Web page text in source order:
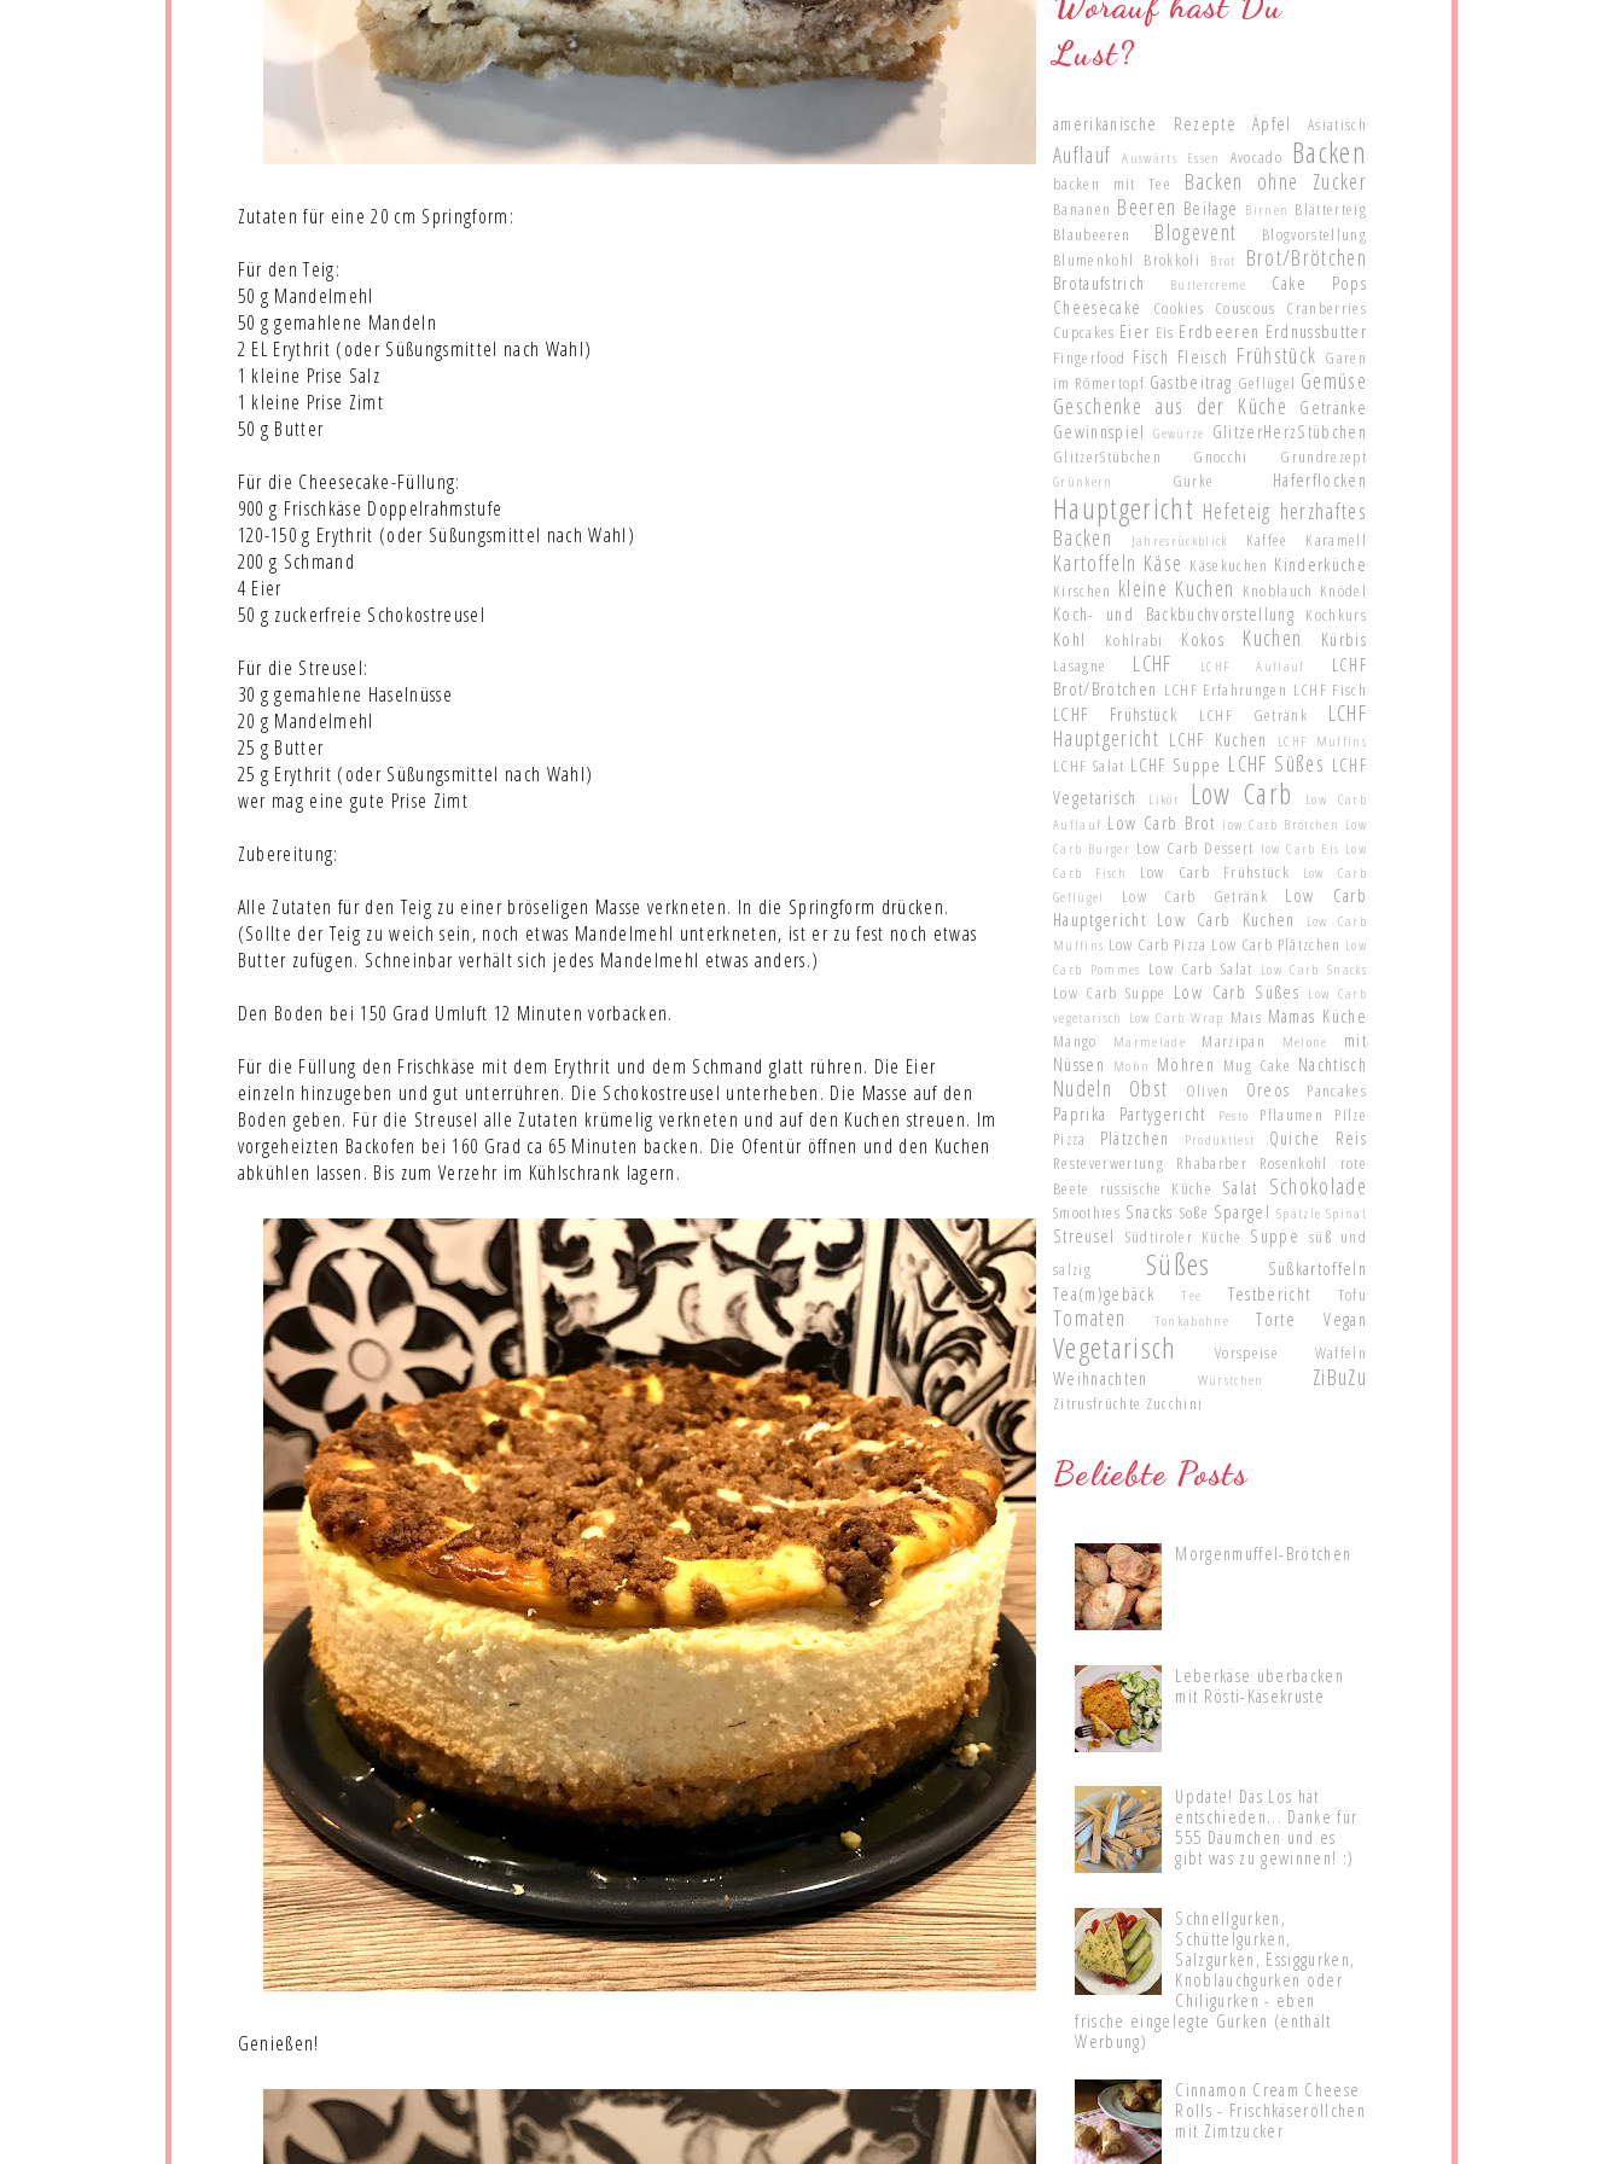
Zutaten für eine 20 cm Springform:
Für den Teig:
50 g Mandelmehl
50 g gemahlene Mandeln
2 EL Erythrit (oder Süßungsmittel nach Wahl)
1 kleine Prise Salz
1 kleine Prise Zimt
50 g Butter
Für die Cheesecake-Füllung:
900 g Frischkäse Doppelrahmstufe
120-150 g Erythrit (oder Süßungsmittel nach Wahl)
200 g Schmand
4 Eier
50 g zuckerfreie Schokostreusel
Für die Streusel:
30 g gemahlene Haselnüsse
20 g Mandelmehl
25 g Butter
25 g Erythrit (oder Süßungsmittel nach Wahl)
wer mag eine gute Prise Zimt
Zubereitung:
Alle Zutaten für den Teig zu einer bröseligen Masse verkneten. In die Springform drücken.
(Sollte der Teig zu weich sein, noch etwas Mandelmehl unterkneten, ist er zu fest noch etwas
Butter zufügen. Schneinbar verhält sich jedes Mandelmehl etwas anders.)
Den Boden bei 150 Grad Umluft 12 Minuten vorbacken.
Für die Füllung den Frischkäse mit dem Erythrit und dem Schmand glatt rühren. Die Eier
einzeln hinzugeben und gut unterrühren. Die Schokostreusel unterheben. Die Masse auf den
Boden geben. Für die Streusel alle Zutaten krümelig verkneten und auf den Kuchen streuen. Im
vorgeheizten Backofen bei 160 Grad ca 65 Minuten backen. Die Ofentür öffnen und den Kuchen
abkühlen lassen. Bis zum Verzehr im Kühlschrank lagern.
Genießen!
Lust?
amerikanische Rezepte Äpfel Asiatisch
Auflauf Auswärts Essen Avocado Backen
backen mit Tee Backen ohne Zucker
Bananen Beeren Beilage Birnen Blätterteig
Blaubeeren
Blogevent
Blogvorstellung
Blumenkohl
Brokkoli Brot Brot/Brötchen
Brotaufstrich Buttercreme
Cake Pops
Cheesecake
Cookies Couscous
Cranberries
Cupcakes Eier Eis Erdbeeren Erdnussbutter
Fingerfood Fisch Fleisch Frühstück Garen
im Römertopf Gastbeitrag Geflügel Gemüse
Geschenke aus der Küche
Getränke
Gewinnspiel Gewürze GlitzerHerzStübchen
GlitzerStübchen Gnocchi Grundrezept
Grünkern Gurke Haferflocken
Hauptgericht Hefeteig herzhaftes
Backen
Jahresrückblick Kaffee Karamell
Kartoffeln Käse Käsekuchen Kinderküche
Kirschen kleine Kuchen Knoblauch Knödel
Koch- und Backbuchvorstellung Kochkurs
Kohl Kohlrabi Kokos Kuchen Kürbis
Lasagne LCHF LCHF Auflauf
LCHF
Brot/Brötchen LCHF Erfahrungen LCHF Fisch
LCHF Frühstück LCHF Getränk
LCHF
Hauptgericht LCHF Kuchen LCHF Muffins
LCHF Salat LCHF Suppe LCHF Süßes LCHF
Vegetarisch
Likör Low Carb
Low Carb
Auflauf Low Carb Brot low Carb Brötchen Low
Carb Burger Low Carb Dessert low Carb Eis Low
Carb Fisch
Low Carb Frühstück
Low Carb
Geflügel
Low Carb Getränk
Low Carb
Hauptgericht Low Carb Kuchen
Low Carb
Muffins Low Carb Pizza Low Carb Plätzchen Low
Carb Pommes Low Carb Salat Low Carb Snacks
Low Carb Suppe Low Carb Süßes Low Carb
vegetarisch Low Carb Wrap Mais Mamas Küche
Mango Marmelade Marzipan Melone
mit
Nüssen
Mohn Möhren Mug Cake Nachtisch
Nudeln Obst Oliven Oreos Pancakes
Paprika Partygericht Pesto Pflaumen
Pilze
Pizza
Plätzchen Produkttest Quiche Reis
Resteverwertung Rhabarber Rosenkohl
rote
Beete
russische Küche Salat Schokolade
Smoothies Snacks Soße Spargel Spätzle Spinat
Streusel Südtiroler Küche Suppe süß und
salzig
Süßes
Süßkartoffeln
Tea(m)gebäck
Tee Testbericht Tofu
Tomaten Tonkabohne Torte Vegan
Vegetarisch Vorspeise Waffeln
Weihnachten Würstchen ZiBuZu
Zitrusfrüchte Zucchini
Beliebte Posts
Morgenmuffel-Brötchen
Leberkäse überbacken
mit Rösti-Käsekruste
Update! Das Los hat
entschieden... Danke für
555 Däumchen und es
gibt was zu gewinnen! :)
Schnellgurken,
Schüttelgurken,
Salzgurken, Essiggurken,
Knoblauchgurken oder
Chiligurken - eben
frische eingelegte Gurken (enthält
Werbung)
Cinnamon Cream Cheese
Rolls - Frischkäseröllchen
mit Zimtzucker